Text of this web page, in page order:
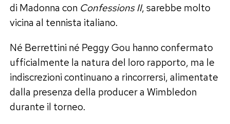
di Madonna con Confessions II, sarebbe molto
vicina al tennista italiano.
Né Berrettini né Peggy Gou hanno confermato
ufficialmente la natura del loro rapporto, ma le
indiscrezioni continuano a rincorrersi, alimentate
dalla presenza della producer a Wimbledon
durante il torneo.